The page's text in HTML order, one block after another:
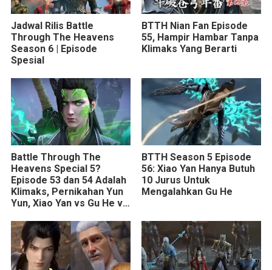
Jadwal Rilis Battle
Through The Heavens
Season 6 | Episode
Spesial
BTTH Nian Fan Episode
55, Hampir Hambar Tanpa
Klimaks Yang Berarti
Battle Through The
Heavens Special 5?
Episode 53 dan 54 Adalah
Klimaks, Pernikahan Yun
Yun, Xiao Yan vs Gu He vs
BTTH Season 5 Episode
56: Xiao Yan Hanya Butuh
10 Jurus Untuk
Mengalahkan Gu He